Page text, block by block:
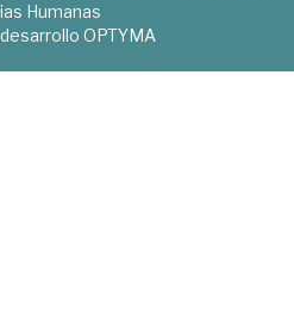
Humanas
OPTYMA